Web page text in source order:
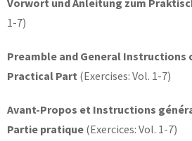
Vorwort und Anleitung zum
1-7)
Preamble and General Instructions
Practical Part (Exercises: Vol. 1-7)
Avant-Propos et Instructions
Partie pratique (Exercices: Vol. 1-7)